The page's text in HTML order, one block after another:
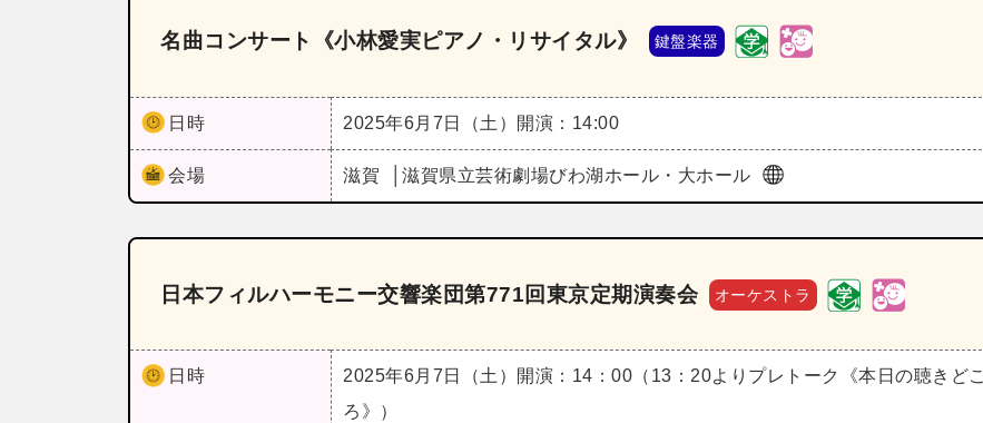
名曲コンサート《小林愛実ピアノ・リサイタル》 鍵盤楽器
日時 2025年6月7日（土） 開演：14:00
会場 滋賀 滋賀県立芸術劇場びわ湖ホール・大ホール
日本フィルハーモニー交響楽団第771回東京定期演奏会 オーケストラ
日時 2025年6月7日（土）
開演：14：00（13：20よりプレトーク《本日の聴きどこ
ろ》）